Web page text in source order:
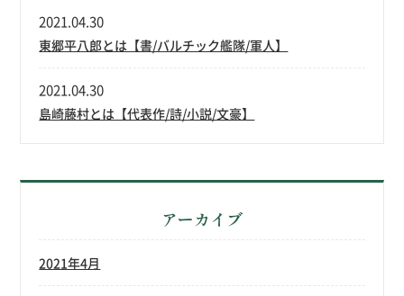
東郷平八郎とは【書/バルチック艦隊/軍人】
2021.04.30
島崎藤村とは【代表作/詩/小説/文豪】
2021.04.30
アーカイブ
2021年4月